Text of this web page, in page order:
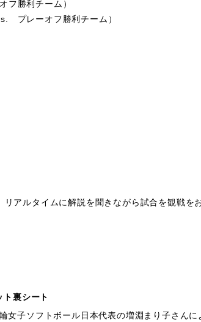
勝利チーム）
プレーオフ勝利チーム）
アルタイムに解説を聞きながら試合を観戦
裏シート
女子ソフトボール日本代表の増淵まり子さん